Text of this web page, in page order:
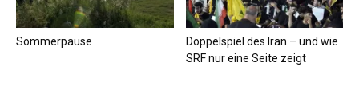
Sommerpause
Doppelspiel des Iran – und wie
SRF nur eine Seite zeigt